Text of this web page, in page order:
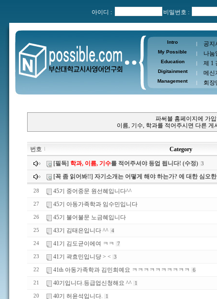
아이디 : 비밀번호 :
Intro | 공지
My Possible | 나눔
Education | 제 1
Digitainment | 메신
Management | 회장
파써블 홈페이지에 가
이름, 기수, 학과를 적어주시면 다른
번호 Category
[필독] 학과, 이름, 기수를 적어주셔야 등업 됩니다! (수정) 3
[꼭 좀 읽어봐!!] 자기소개는 어떻게 해야 하는가? 에 대한 심오
28 45기 중어중문 원선혜입니다^^
27 45기 아동가족학과 임수민입니다
26 45기 불어불문 노금혜입니다
25 43기 김태은입니다 ^^ 4
24 41기 김도균이에여 ㅋㅋ 7
23 41기 곽효민입니댱 > < 3
22 41th 아동가족학과 김민희예요 ㅋㅋㅋㅋㅋㅋㅋㅋㅋㅋ 6
21 40기입니다.등급업신청해요 ^^ 1
20 40기 허윤석입니다. 1